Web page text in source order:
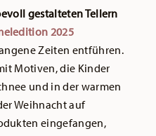
gestalteten Tellern
2025
Zeiten entführen.
Motiven, die Kinder
und in der warmen
Weihnacht auf
eingefangen,